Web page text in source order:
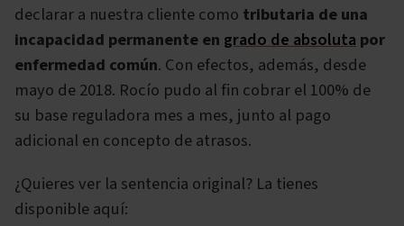
declarar a nuestra cliente como tributaria de una
incapacidad permanente en grado de absoluta por
enfermedad común. Con efectos, además, desde
mayo de 2018. Rocío pudo al fin cobrar el 100% de
su base reguladora mes a mes, junto al pago
adicional en concepto de atrasos.
¿Quieres ver la sentencia original? La tienes
disponible aquí: